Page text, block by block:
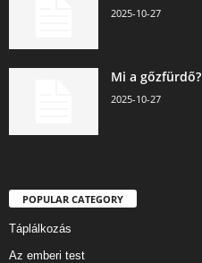
2025-10-27
Mi a gőzfürdő?
2025-10-27
POPULAR CATEGORY
Táplálkozás
Az emberi test